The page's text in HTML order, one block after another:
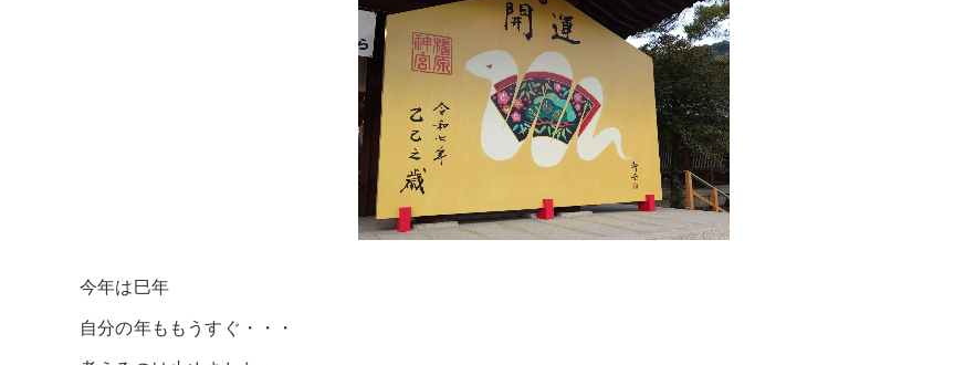
今年は巳年
自分の年ももうすぐ・・・